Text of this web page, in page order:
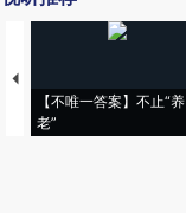
【不唯一答案】不止“养
老”